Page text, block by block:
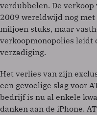
verdubbelen. De
2009 wereldwijd nog
miljoen stuks, maar
verkoopmonopolies leidt
verzadiging.
Het verlies van zijn
een gevoelige slag voor
bedrijf is nu al enkele
danken aan de iPhone.